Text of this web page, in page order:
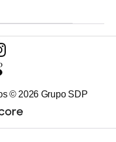
© 2026 Grupo SDP